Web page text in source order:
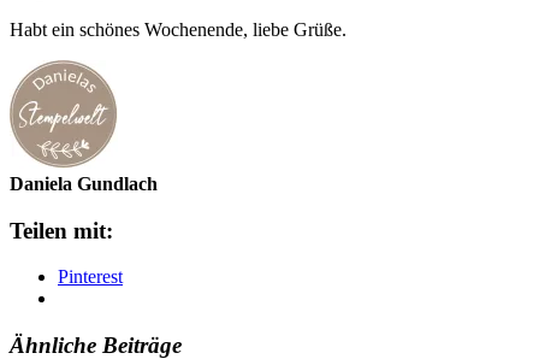
Habt ein schönes Wochenende, liebe Grüße.
Daniela Gundlach
Teilen mit:
Pinterest
Ähnliche Beiträge